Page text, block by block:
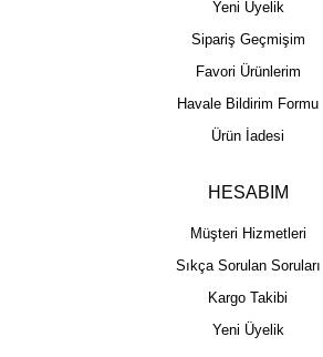
Yeni Üyelik
Sipariş Geçmişim
Favori Ürünlerim
Havale Bildirim Formu
Ürün İadesi
HESABIM
Müşteri Hizmetleri
Sıkça Sorulan Soruları
Kargo Takibi
Yeni Üyelik